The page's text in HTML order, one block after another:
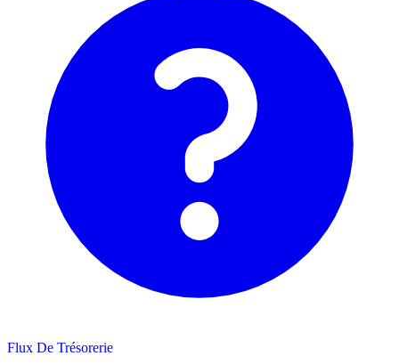
Flux De Trésorerie